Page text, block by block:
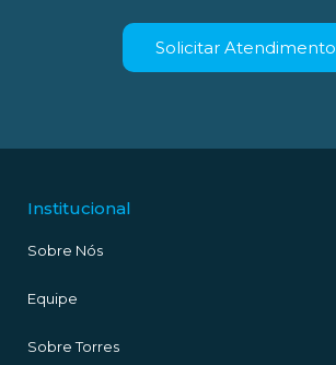
Solicitar Atendimento
Institucional
Sobre Nós
Equipe
Sobre Torres